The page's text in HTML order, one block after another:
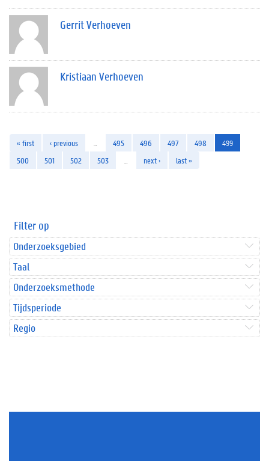
Gerrit Verhoeven
Kristiaan Verhoeven
« first ‹ previous 495 496 497 498
499
500
501 502 503 next › last »
Filter op
Onderzoeksgebied
Taal
Onderzoeksmethode
Tijdsperiode
Regio